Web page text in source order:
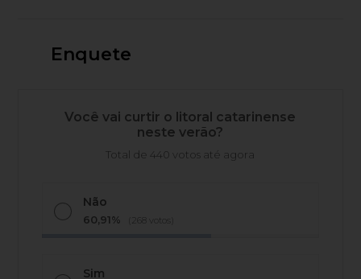
Enquete
Você vai curtir o litoral catarinense
neste verão?
Total de 440 votos até agora
Não
60,91% (268 votos)
Sim